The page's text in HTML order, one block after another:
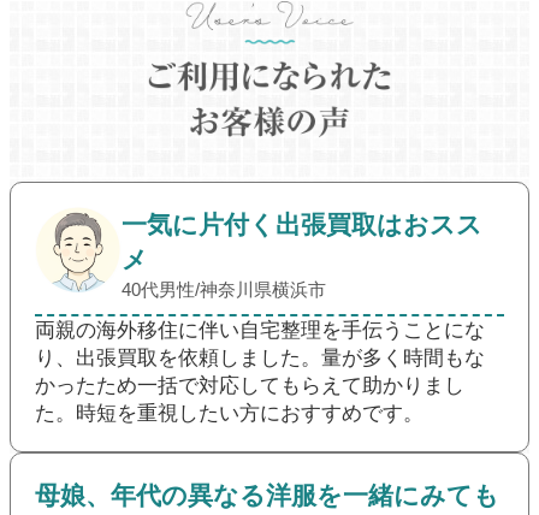
一気に片付く出張買取はおスス
メ
40代男性/神奈川県横浜市
両親の海外移住に伴い自宅整理を手伝うことにな
り、出張買取を依頼しました。量が多く時間もな
かったため一括で対応してもらえて助かりまし
た。時短を重視したい方におすすめです。
母娘、年代の異なる洋服を一緒にみても